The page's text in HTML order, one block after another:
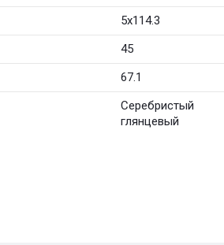
5x114.3
45
67.1
Серебристый
глянцевый